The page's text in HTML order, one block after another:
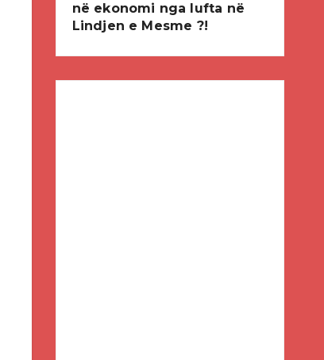
në ekonomi nga lufta në
Lindjen e Mesme ?!